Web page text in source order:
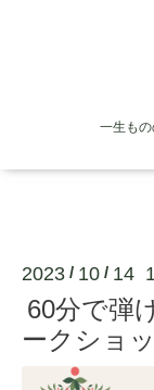
一生も
2023 / 10 / 14
60分で弾
ークショ